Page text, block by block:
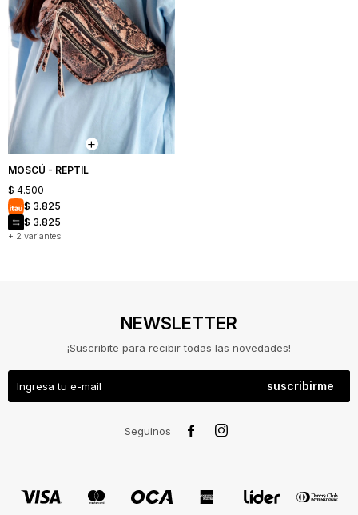
MOSCÚ - REPTIL
+ 2 variantes
$ 4.500
$ 3.825
$ 3.825
NEWSLETTER
¡Suscribite para recibir todas las novedades!
suscribirme
Seguinos  
NOSOTROS
Y